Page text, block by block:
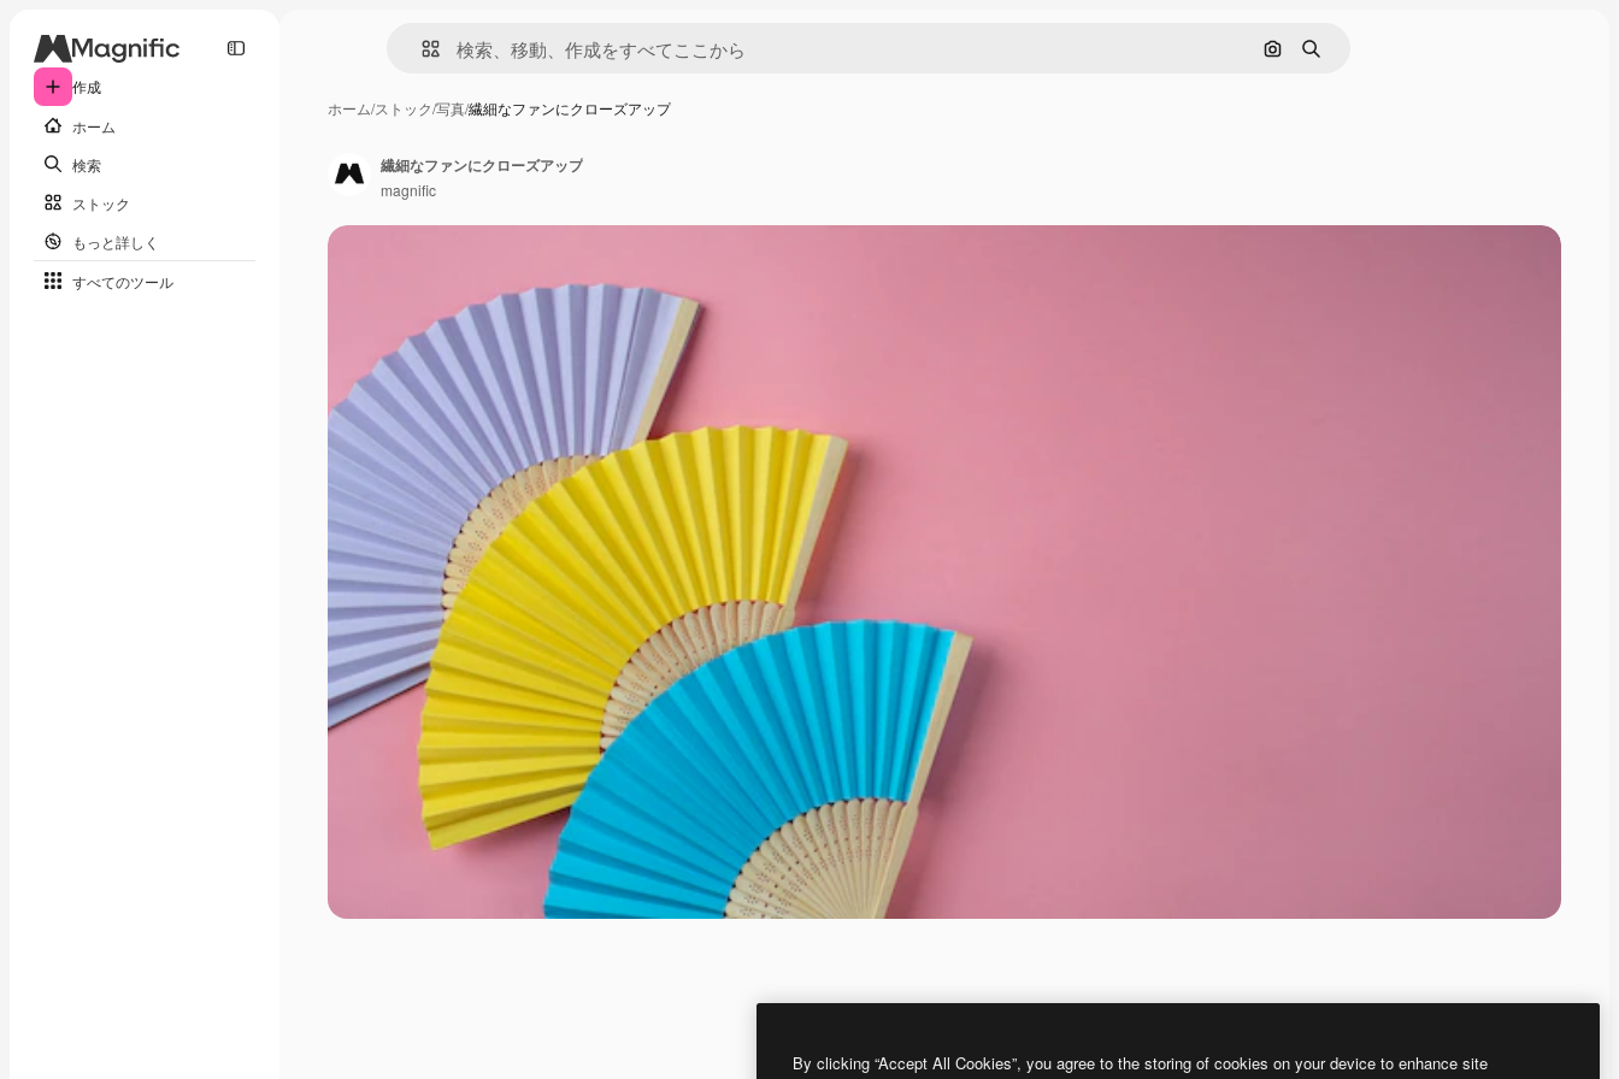
作成
ホーム
検索
ストック
もっと詳しく
すべてのツール
画像で検索
検索
ホーム/ストック/写真/繊細なファンにクローズアップ
繊細なファンにクローズアップ
magnific
By clicking “Accept All Cookies”, you agree to the storing of cookies on your device to enhance site